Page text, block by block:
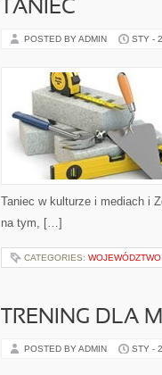
TANIEC
POSTED BY ADMIN STY -
Taniec w kulturze i mediach i
na tym, […]
CATEGORIES:
TRENING DLA
POSTED BY ADMIN STY -